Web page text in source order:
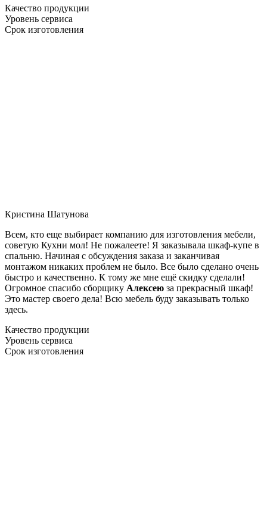
Качество продукции
Уровень сервиса
Срок изготовления
Кристина Шатунова
Всем, кто еще выбирает компанию для изготовления мебели,
советую Кухни мол! Не пожалеете! Я заказывала шкаф-купе в
спальню. Начиная с обсуждения заказа и заканчивая
монтажом никаких проблем не было. Все было сделано очень
быстро и качественно. К тому же мне ещё скидку сделали!
Огромное спасибо сборщику Алексею за прекрасный шкаф!
Это мастер своего дела! Всю мебель буду заказывать только
здесь.
Качество продукции
Уровень сервиса
Срок изготовления